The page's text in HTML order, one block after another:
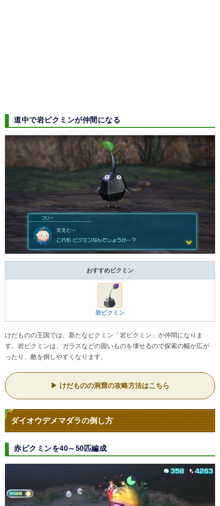
道中で岩ピクミンが仲間になる
おすすめピクミン
岩ピクミン
けだものの王国では、新たなピクミン「岩ピクミン」が仲間になりま
す。岩ピクミンは、ガラスなどの固いものを壊せるので探索の幅が広が
ったり、敵を倒しやすくなります。
けだものの洞窟の攻略方法はこちら
ダイオウデメマダラの倒し方
赤ピクミンを40～50匹編成